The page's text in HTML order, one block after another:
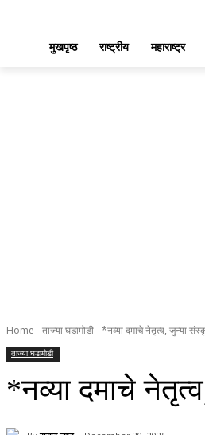
मुखपृष्ठ राष्ट्रीय महाराष्ट्र
Home ताज्या घडामोडी *नव्या दमाचे नेतृत्व, जुन्या
ताज्या घडामोडी
*नव्या दमाचे